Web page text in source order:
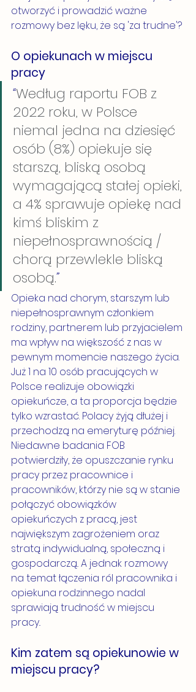
otworzyć i prowadzić ważne
rozmowy bez lęku, że są 'za trudne'?
O opiekunach w miejscu
pracy
“Według raportu FOB z
2022 roku, w Polsce
niemal jedna na dziesięć
osób (8%) opiekuje się
starszą, bliską osobą
wymagającą stałej opieki,
a 4% sprawuje opiekę nad
kimś bliskim z
niepełnosprawnością /
chorą przewlekle bliską
osobą.”
Opieka nad chorym, starszym lub
niepełnosprawnym członkiem
rodziny, partnerem lub przyjacielem
ma wpływ na większość z nas w
pewnym momencie naszego życia.
Już 1 na 10 osób pracujących w
Polsce realizuje obowiązki
opiekuńcze, a ta proporcja będzie
tylko wzrastać. Polacy żyją dłużej i
przechodzą na emeryturę później.
Niedawne badania FOB
potwierdziły, że opuszczanie rynku
pracy przez pracownice i
pracowników, którzy nie są w stanie
połączyć obowiązków
opiekuńczych z pracą, jest
największym zagrożeniem oraz
stratą indywidualną, społeczną i
gospodarczą.. A jednak rozmowy
na temat łączenia ról pracownika i
opiekuna rodzinnego nadal
sprawiają trudność w miejscu
pracy..
Kim zatem są opiekunowie w
miejscu pracy?